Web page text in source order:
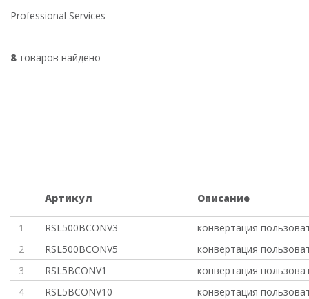
Professional Services
8товаров найдено
Артикул Описание
1 RSL500BCONV3
конвертация
2
RSL500BCONV5
конвертация
3
RSL5BCONV1
конвертация
4
RSL5BCONV10
конвертация